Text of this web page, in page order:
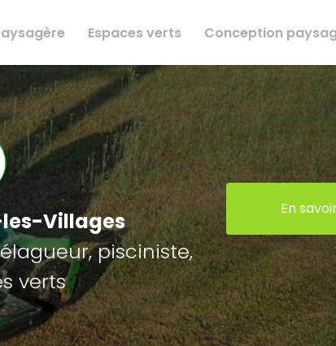
Espaces verts Conception
Villages
pisciniste,
verts
En